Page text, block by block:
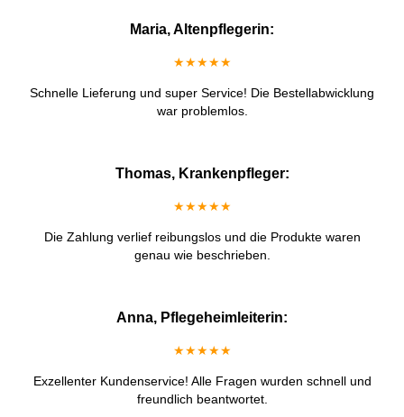
Maria, Altenpflegerin:
★★★★★
Schnelle Lieferung und super Service! Die Bestellabwicklung
war problemlos.
Thomas, Krankenpfleger:
★★★★★
Die Zahlung verlief reibungslos und die Produkte waren
genau wie beschrieben.
Anna, Pflegeheimleiterin:
★★★★★
Exzellenter Kundenservice! Alle Fragen wurden schnell und
freundlich beantwortet.